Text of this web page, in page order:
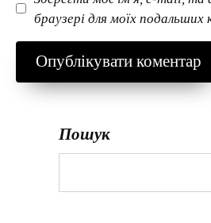
браузері для моїх подальших
Пошук